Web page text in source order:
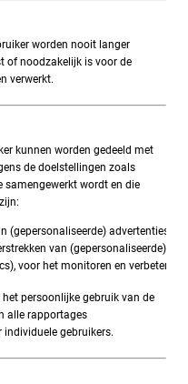
worden nooit langer
of noodzakelijk is voor de
verwerkt.
kunnen worden gedeeld met
de doelstellingen zoals
samengewerkt wordt en die
(gepersonaliseerde) advertenties.
van (gepersonaliseerde) e-
voor het monitoren en
persoonlijke gebruik van de
alle rapportages
gebruikers.